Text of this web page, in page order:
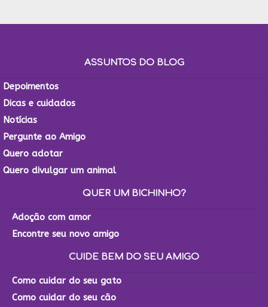
ASSUNTOS DO BLOG
Depoimentos
Dicas e cuidados
Notícias
Pergunte ao Amigo
Quero adotar
Quero divulgar um animal
QUER UM BICHINHO?
Adoção com amor
Encontre seu novo amigo
CUIDE BEM DO SEU AMIGO
Como cuidar do seu gato
Como cuidar do seu cão